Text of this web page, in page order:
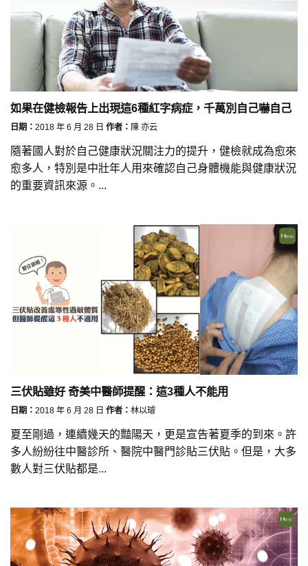
如果在健檢報告上出現這6種紅字病症，千萬別自己嚇自己
日期： 2018 年 6 月 28 日 作者： 陳 亦云
隨著國人對於自己健康狀況關注力的提升，健檢就成為愈來
愈多人，特別是中壯年人用來確認自己身體機能與健康狀況
的重要資訊來源。...
三伏貼雖好 奇美中醫師提醒：這3種人不能用
日期： 2018 年 6 月 28 日 作者： 林以璿
夏至剛過，連續幾天的豔陽天，更是宣告著夏季的到來。許
多人紛紛往中醫診所、醫院中醫門診貼三伏貼。但是，大多
數人對三伏貼都是...